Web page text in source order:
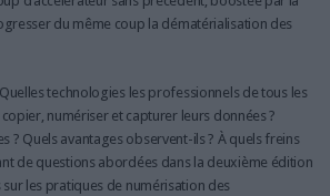
du même coup la dématérialisation des
Quelles technologies les professionnels de tous les
numériser et capturer leurs données ?
? Quels avantages observent-ils ? À quels freins
de questions abordées dans la deuxième édition
sur les pratiques de numérisation des